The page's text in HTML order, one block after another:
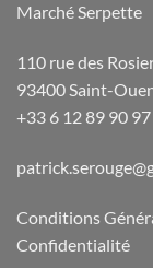
Marché Serpette
110 rue des
93400 Saint-
+33 6 12 89 90 97
Conditions
Confidentialité